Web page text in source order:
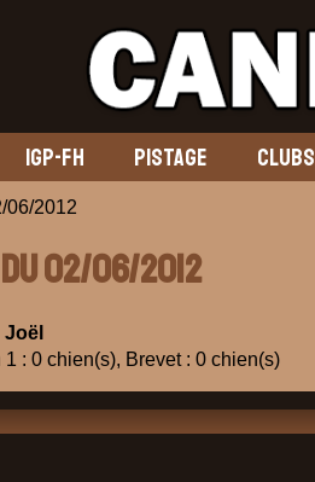
IGP-FH PISTAGE CLUBS
06/2012
du 02/06/2012
: 0 chien(s), Brevet : 0 chien(s)